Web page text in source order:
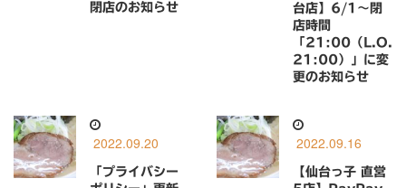
閉店のお知らせ
台店】6/1〜閉
店時間
「21:00（L.O.
21:00）」に変
更のお知らせ
2022.09.20
「プライバシー
2022.09.16
【仙台っ子 直営